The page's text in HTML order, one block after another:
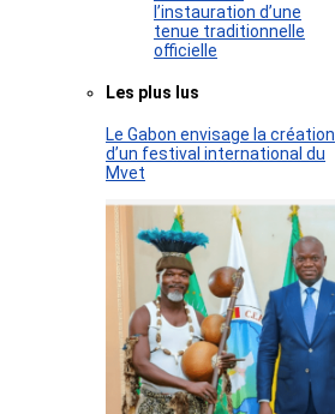
l’instauration d’une
tenue traditionnelle
officielle
Les plus lus
Le Gabon envisage la création
d’un festival international du
Mvet